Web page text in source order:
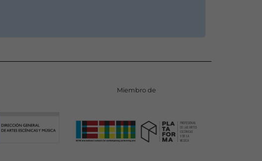
Miembro de